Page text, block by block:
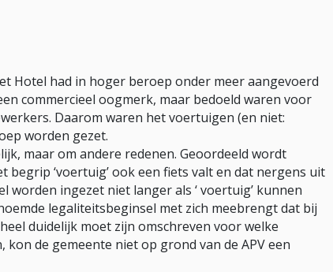
Hotel had in hoger beroep onder meer aangevoerd
commercieel oogmerk, maar bedoeld waren voor
Daarom waren het voertuigen (en niet:
worden gezet.
maar om andere redenen. Geoordeeld wordt
begrip ‘voertuig’ ook een fiets valt en dat nergens uit
worden ingezet niet langer als ‘ voertuig’ kunnen
legaliteitsbeginsel met zich meebrengt dat bij
duidelijk moet zijn omschreven voor welke
de gemeente niet op grond van de APV een